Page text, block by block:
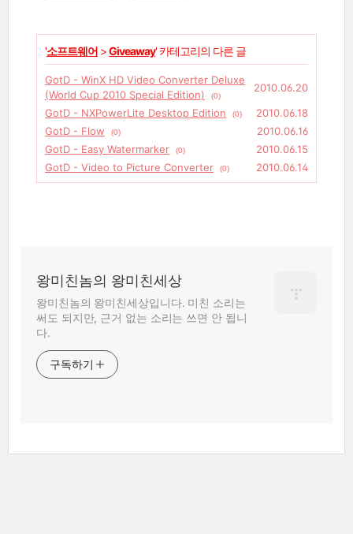
'소프트웨어 >Giveaway' 카테고리의 다른 글
GotD - WinX HD Video Converter Deluxe
(World Cup 2010 Special Edition)
(0)
2010.06.20
GotD - NXPowerLite Desktop Edition
(0)
2010.06.18
GotD - Flow
(0)
2010.06.16
GotD - Easy Watermarker
(0)
2010.06.15
GotD - Video to Picture Converter
(0) 2010.06.14
왕미친놈의 왕미친세상
왕미친놈의 왕미친세상입니다. 미친 소리는
써도 되지만, 근거 없는 소리는 쓰면 안 됩니
다.
구독하기